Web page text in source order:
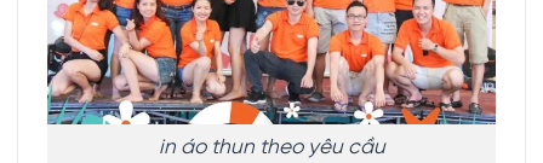
in áo thun theo yêu cầu